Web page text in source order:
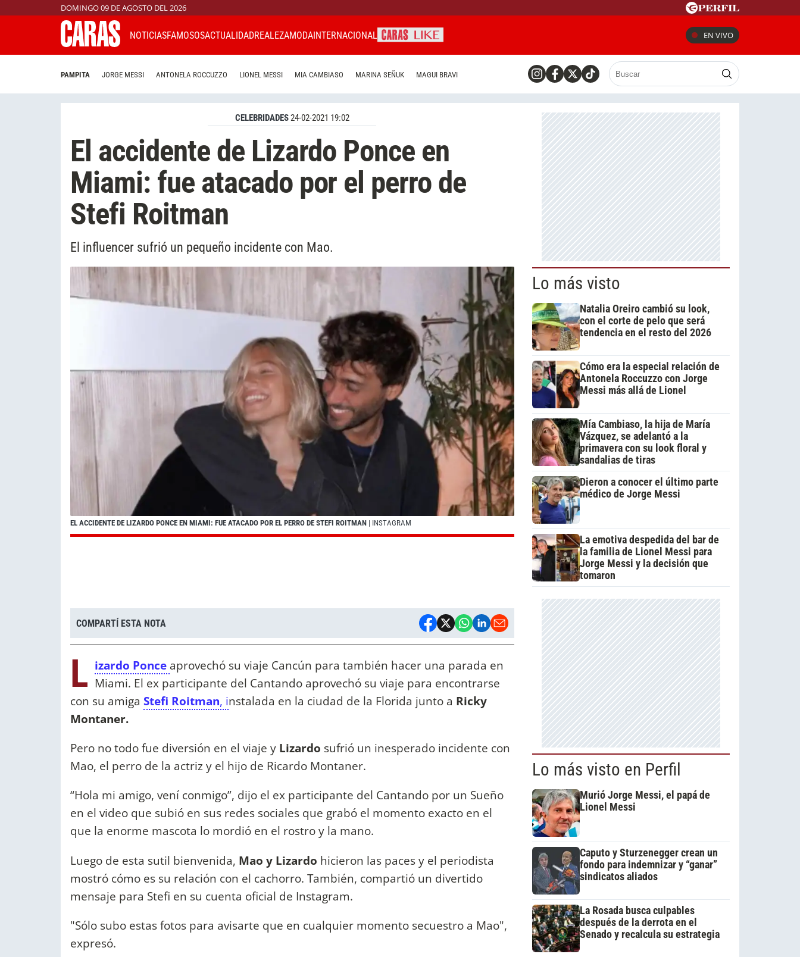
DOMINGO 09 DE AGOSTO DEL 2026
NOTICIASFAMOSOSACTUALIDADREALEZAMODAINTERNACIONAL EN VIVO
PAMPITA JORGE MESSI ANTONELA ROCCUZZO LIONEL MESSI MIA CAMBIASO MARINA SEÑUK MAGUI BRAVI
CELEBRIDADES24-02-2021 19:02
El accidente de Lizardo Ponce en
Miami: fue atacado por el perro de
Stefi Roitman
El influencer sufrió un pequeño incidente con Mao.
EL ACCIDENTE DE LIZARDO PONCE EN MIAMI: FUE ATACADO POR EL PERRO DE STEFI ROITMAN | INSTAGRAM
COMPARTÍ ESTA NOTA
L izardo Ponce aprovechó su viaje Cancún para también hacer una parada en
Miami. El ex participante del Cantando aprovechó su viaje para encontrarse
con su amiga Stefi Roitman, instalada en la ciudad de la Florida junto a Ricky
Montaner.
Pero no todo fue diversión en el viaje y Lizardo sufrió un inesperado incidente con
Mao, el perro de la actriz y el hijo de Ricardo Montaner.
“Hola mi amigo, vení conmigo”, dijo el ex participante del Cantando por un Sueño
en el video que subió en sus redes sociales que grabó el momento exacto en el
que la enorme mascota lo mordió en el rostro y la mano.
Luego de esta sutil bienvenida, Mao y Lizardo hicieron las paces y el periodista
mostró cómo es su relación con el cachorro. También, compartió un divertido
mensaje para Stefi en su cuenta oficial de Instagram.
"Sólo subo estas fotos para avisarte que en cualquier momento secuestro a Mao",
expresó.
Lo más visto
Natalia Oreiro cambió su look,
con el corte de pelo que será
tendencia en el resto del 2026
Cómo era la especial relación de
Antonela Roccuzzo con Jorge
Messi más allá de Lionel
Mía Cambiaso, la hija de María
Vázquez, se adelantó a la
primavera con su look floral y
sandalias de tiras
Dieron a conocer el último parte
médico de Jorge Messi
La emotiva despedida del bar de
la familia de Lionel Messi para
Jorge Messi y la decisión que
tomaron
Lo más visto en Perfil
Murió Jorge Messi, el papá de
Lionel Messi
Caputo y Sturzenegger crean un
fondo para indemnizar y “ganar”
sindicatos aliados
La Rosada busca culpables
después de la derrota en el
Senado y recalcula su estrategia